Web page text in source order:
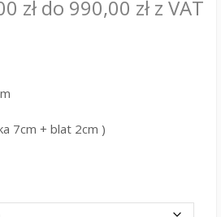
zł do 990,00 zł z VAT
7cm + blat 2cm )